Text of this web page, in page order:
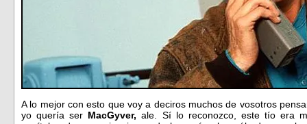
A lo mejor con esto que voy a deciros muchos de vosotros
yo quería ser MacGyver,ale. Sí lo reconozco, este tío era